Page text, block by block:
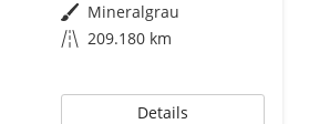
Außenfarbe Mineralgrau
Kilometerstand 209.180 km
Details